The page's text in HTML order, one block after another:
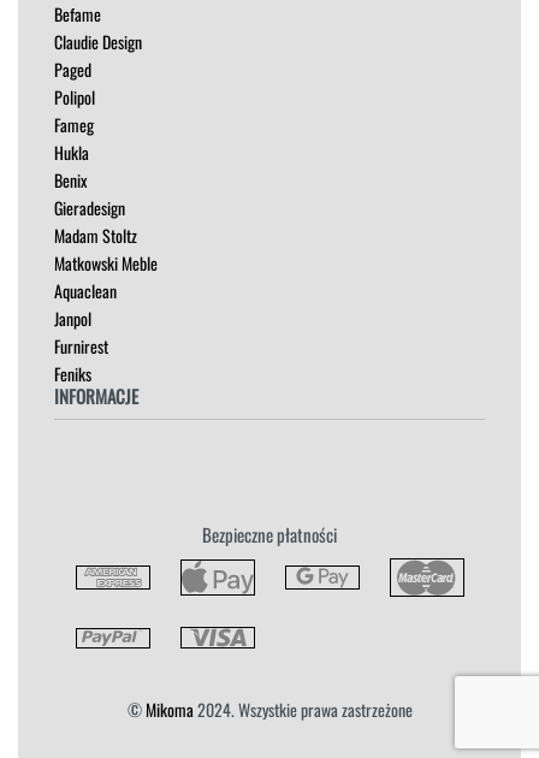
ŁÓŻKA
MEBLE RTV
NAROŻNIKI
OUTLET
PUFY
SOFY
STOLIKI
STOŁY
SZAFKI I KOMODY
Befame
Claudie Design
Paged
Polipol
Fameg
Hukla
Benix
Gieradesign
Madam Stoltz
Matkowski Meble
Aquaclean
Janpol
Furnirest
Feniks
INFORMACJE
Płatność i Dostawa
Bezpieczne płatności
©Mikoma2024. Wszystkie prawa zastrzeżone